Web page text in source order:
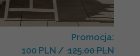
Promocja:
100 PLN / 125.00 PLN